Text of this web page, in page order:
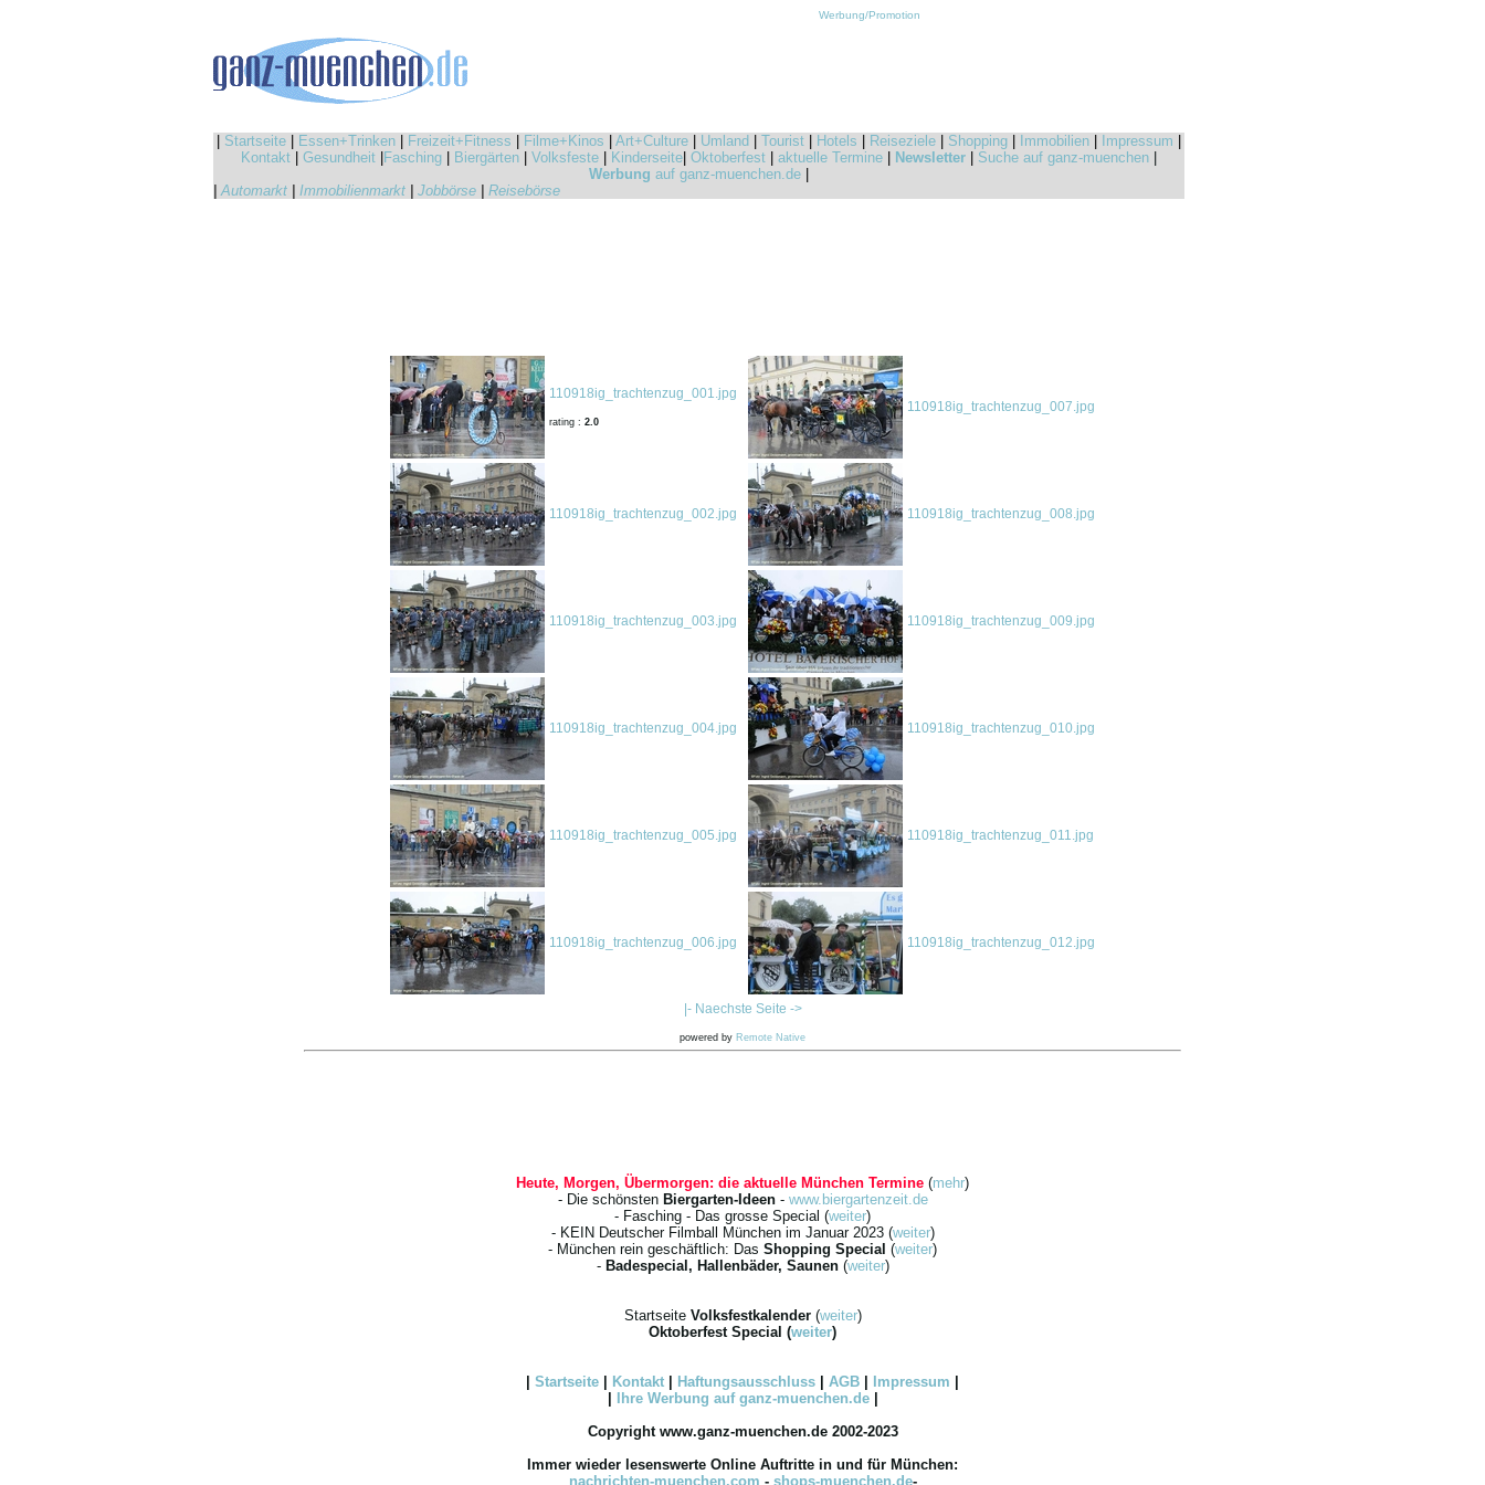
Werbung/Promotion
Startseite Essen+Trinken Freizeit+Fitness Filme+Kinos Art+Culture Umland Tourist Hotels Reiseziele Shopping Immobilien Impressum
Kontakt
Gesundheit Fasching Biergärten Volksfeste Kinderseite Oktoberfest aktuelle Termine Newsletter Suche auf ganz-muenchen
Werbung auf ganz-muenchen.de
|Automarkt Immobilienmarkt Jobbörse Reisebörse
110918ig_trachtenzug_001.jpg
rating : 2.0
110918ig_trachtenzug_002.jpg
110918ig_trachtenzug_003.jpg
110918ig_trachtenzug_004.jpg
110918ig_trachtenzug_005.jpg
110918ig_trachtenzug_006.jpg
110918ig_trachtenzug_007.jpg
110918ig_trachtenzug_008.jpg
110918ig_trachtenzug_009.jpg
110918ig_trachtenzug_010.jpg
110918ig_trachtenzug_011.jpg
110918ig_trachtenzug_012.jpg
|- Naechste Seite ->
powered by Remote Native
Heute, Morgen, Übermorgen: die aktuelle München Termine (mehr)
- Die schönsten Biergarten-Ideen- www.biergartenzeit.de
- Fasching - Das grosse Special (weiter)
- KEIN Deutscher Filmball München im Januar 2023 (weiter)
- München rein geschäftlich: Das Shopping Special (weiter)
- Badespecial, Hallenbäder, Saunen(weiter)
Startseite Volksfestkalender(weiter)
Oktoberfest Special (weiter)
Startseite Kontakt Haftungsausschluss AGB Impressum
IhreWerbung auf ganz-muenchen.de|
Copyright www.ganz-muenchen.de 2002-2023
Immer wieder lesenswerte Online Auftritte in und für München:
nachrichten-muenchen.com - shops-muenchen.de-